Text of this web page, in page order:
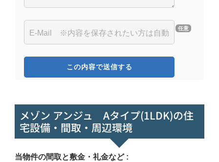
任意
メゾン アンジュ Aタイプ(1LDK)の住
宅設備・間取・周辺環境
当物件の間取と敷金・礼金など :